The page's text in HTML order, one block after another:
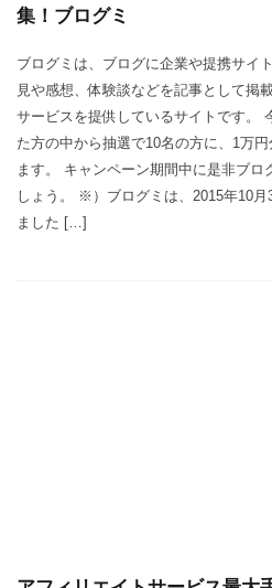
集！ブログミ
ブログミは、ブログに企業や提携サイ
見や感想、体験談などを記事として掲
サービスを提供しているサイトです。
た方の中から抽選で10名の方に、1万
ます。 キャンペーン期間中に是非ブロ
しょう。 ※）ブログミは、2015年10月
ました […]